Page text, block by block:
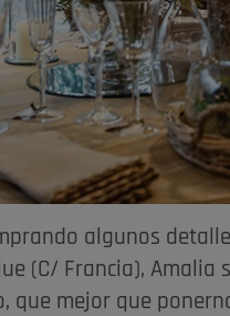
algunos
(C/ Francia),
que mejor que